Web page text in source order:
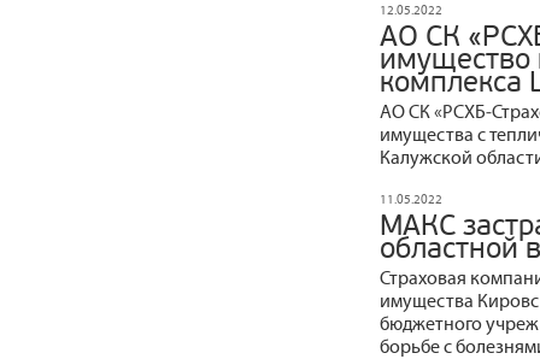
12.05.2022
АО СК
имущество
АО СК
имущества с
Калужской
11.05.2022
МАКС
областной
Страховая
имущества
бюджетного
борьбе с